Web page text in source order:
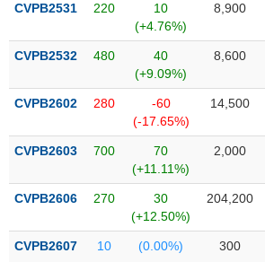
thái
phiếu
mô
thị
Niêm
Niêm
CVPB2531 220
10
(+4.76%)
8,900
CVPB2532 480
40
(+9.09%)
8,600
CVPB2602 280
-60
(-17.65%)
14,500
CVPB2603 700
70
(+11.11%)
2,000
CVPB2606 270
30
(+12.50%)
204,200
CVPB2607 10 (0.00%) 300
NGÀNH
DOANH
NGHIỆP
PHIẾU